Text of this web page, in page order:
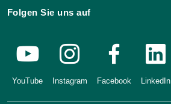
Folgen Sie uns auf
YouTube Instagram Facebook LinkedIn